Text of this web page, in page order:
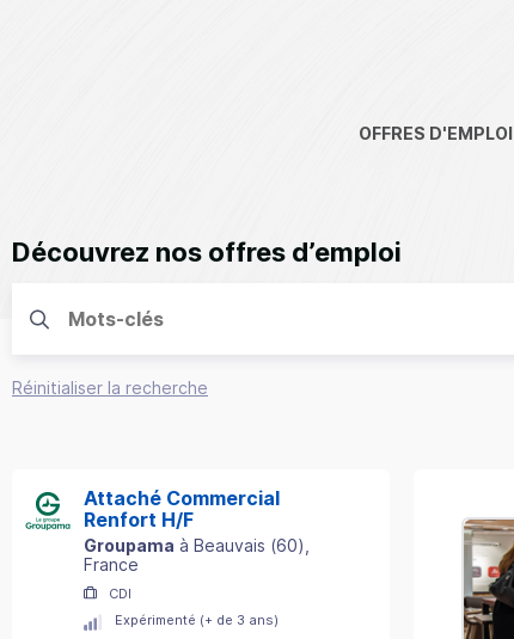
OFFRES D'EMPLOI
Découvrez nos offres d’emploi
Réinitialiser la recherche
Attaché Commercial
Renfort H/F
Groupama à Beauvais (60)
France
CDI
Expérimenté (+ de 3 ans)